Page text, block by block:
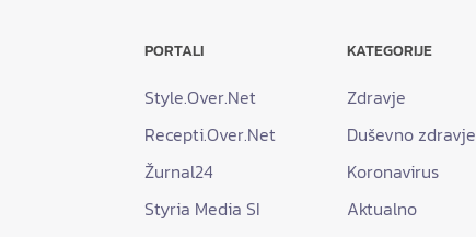
PORTALI
Style.Over.Net
Recepti.Over.Net
Žurnal24
Styria Media SI
KATEGORIJE
Zdravje
Duševno zdravje
Koronavirus
Aktualno